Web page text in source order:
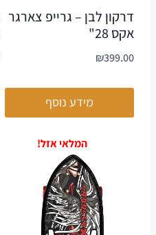
דרקון לבן – גרייפ צארגר
אקס 28"
₪399.00
מידע נוסף